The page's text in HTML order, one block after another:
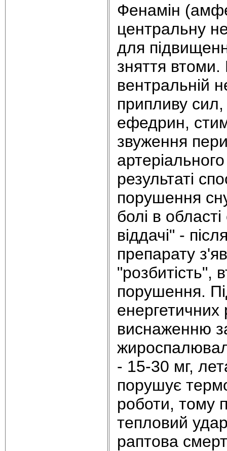
Фенамін
центральну
для
зняття
вентральній
припливу сил,
ефедрин,
звуження
результаті
порушення
болі в
віддачі" -
препарату
"розбитість",
порушення.
енергетичних
виснаженню
- 15-30 мг,
порушує
роботи, тому
тепловий
раптова